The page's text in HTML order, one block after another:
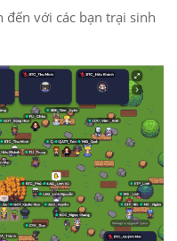
với các bạn trại sinh